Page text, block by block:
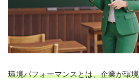
環境パフォーマンスとは、企業が環